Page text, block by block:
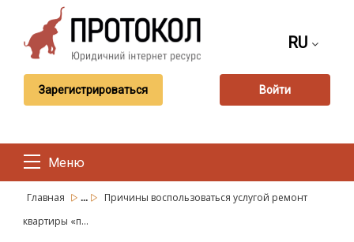
RU
Зарегистрироваться Войти
Меню
Главная ...
Причины воспользоваться услугой ремонт
квартиры «п...